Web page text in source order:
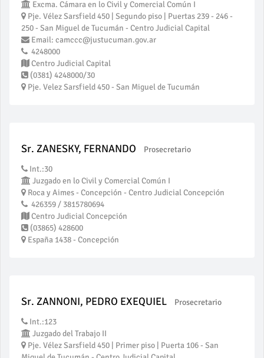
Excma. Cámara en lo Civil y Comercial Común I
Pje. Vélez Sarsfield 450 | Segundo piso | Puertas 239 - 246 -
250 - San Miguel de Tucumán - Centro Judicial Capital
Email: camccc@justucuman.gov.ar
4248000
Centro Judicial Capital
(0381) 4248000/30
Pje. Velez Sarsfield 450 - San Miguel de Tucumán
Sr. ZANESKY, FERNANDO
Prosecretario
Int.:30
Juzgado en lo Civil y Comercial Común I
Roca y Aimes - Concepción - Centro Judicial Concepción
426359 / 3815780694
Centro Judicial Concepción
(03865) 428600
España 1438 - Concepción
Sr. ZANNONI, PEDRO EXEQUIEL
Prosecretario
Int.:123
Juzgado del Trabajo II
Pje. Vélez Sarsfield 450 | Primer piso | Puerta 106 - San